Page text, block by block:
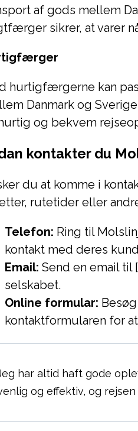
af gods mellem
sikrer, at varer
hurtigfærgerne kan
Danmark og
og bekvem
kontakter du
du at komme i
rutetider eller
Telefon: Ring til
kontakt med deres
Email: Send en email
selskabet.
Online formular:
kontaktformularen for
har altid haft gode
og effektiv, og